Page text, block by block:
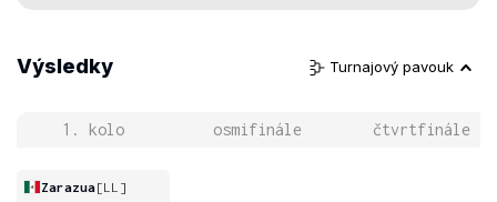
Výsledky Turnajový pavouk
1. kolo osmifinále čtvrtfinále
Zarazua[LL]